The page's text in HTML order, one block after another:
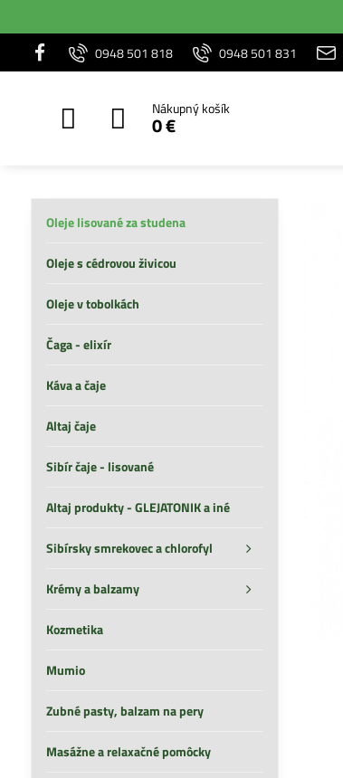
0948 501 818
0948 501 831
Nákupný košík
0 €
Oleje lisované za studena
Oleje s cédrovou živicou
Oleje v tobolkách
Čaga - elixír
Káva a čaje
Altaj čaje
Sibír čaje - lisované
Altaj produkty - GLEJATONIK a iné
Sibírsky smrekovec a chlorofyl
Krémy a balzamy
Kozmetika
Mumio
Zubné pasty, balzam na pery
Masážne a relaxačné pomôcky